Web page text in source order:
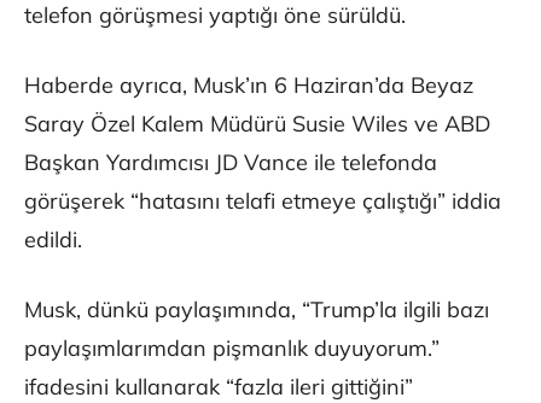
telefon görüşmesi yaptığı öne sürüldü.
Haberde ayrıca, Musk’ın 6 Haziran’da Beyaz
Saray Özel Kalem Müdürü Susie Wiles ve ABD
Başkan Yardımcısı JD Vance ile telefonda
görüşerek “hatasını telafi etmeye çalıştığı” iddia
edildi.
Musk, dünkü paylaşımında, “Trump’la ilgili bazı
paylaşımlarımdan pişmanlık duyuyorum.”
ifadesini kullanarak “fazla ileri gittiğini”